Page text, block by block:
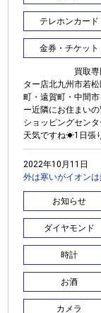
テレホンカード
金券・チケット
買取専門店
ター店北九州市若
町・遠賀町・中間
ー近隣にお住まい
ショッピングセン
天気ですね☀1日張
2022年10月11日
外は寒いがイオン
お知らせ
ダイヤモンド
時計
お酒
カメラ